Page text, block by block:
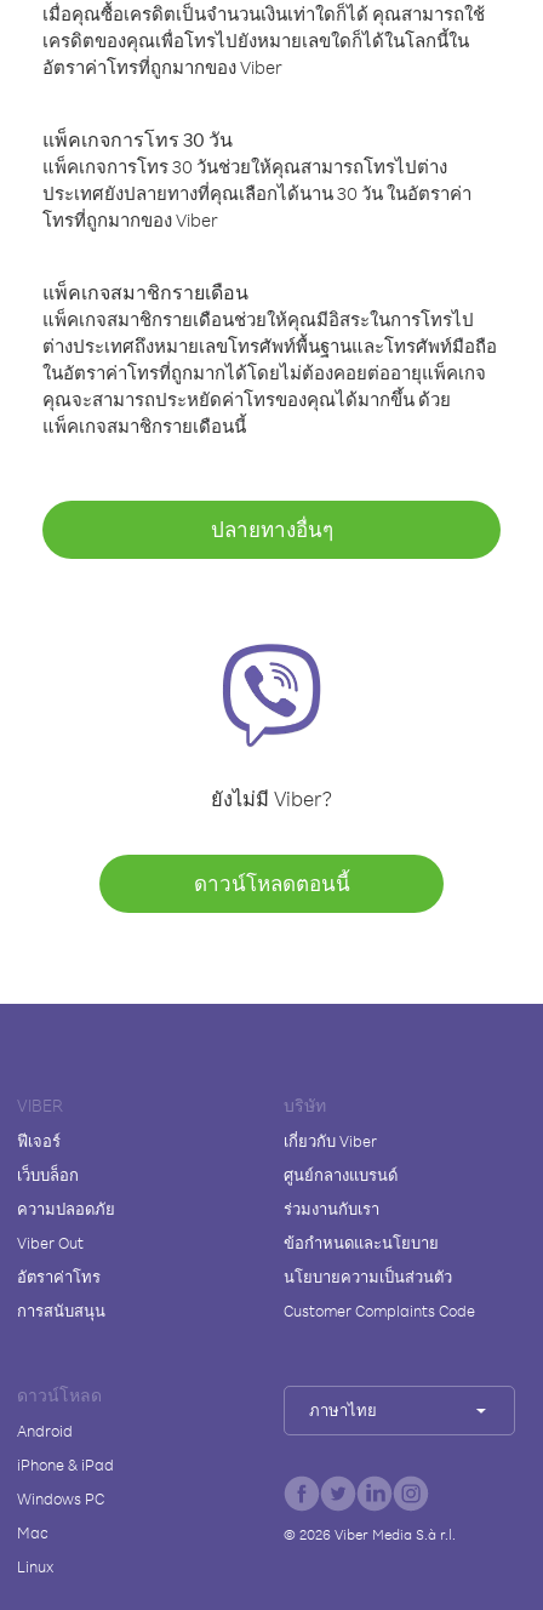
เมื่อคุณซื้อเครดิตเป็นจำนวนเงินเท่าใดก็ได้ คุณสามารถใช้
เครดิตของคุณเพื่อโทรไปยังหมายเลขใดก็ได้ในโลกนี้ใน
อัตราค่าโทรที่ถูกมากของ Viber
แพ็คเกจการโทร 30 วัน
แพ็คเกจการโทร 30 วันช่วยให้คุณสามารถโทรไปต่าง
ประเทศยังปลายทางที่คุณเลือกได้นาน 30 วัน ในอัตราค่า
โทรที่ถูกมากของ Viber
แพ็คเกจสมาชิกรายเดือน
แพ็คเกจสมาชิกรายเดือนช่วยให้คุณมีอิสระในการโทรไป
ต่างประเทศถึงหมายเลขโทรศัพท์พื้นฐานและโทรศัพท์มือถือ
ในอัตราค่าโทรที่ถูกมากได้โดยไม่ต้องคอยต่ออายุแพ็คเกจ
คุณจะสามารถประหยัดค่าโทรของคุณได้มากขึ้น ด้วย
แพ็คเกจสมาชิกรายเดือนนี้
ปลายทางอื่นๆ
ยังไม่มี Viber?
ดาวน์โหลดตอนนี้
VIBER
ฟีเจอร์
เว็บบล็อก
ความปลอดภัย
Viber Out
อัตราค่าโทร
การสนับสนุน
บริษัท
เกี่ยวกับ Viber
ศูนย์กลางแบรนด์
ร่วมงานกับเรา
ข้อกำหนดและนโยบาย
นโยบายความเป็นส่วนตัว
Customer Complaints Code
ดาวน์โหลด
Android
iPhone & iPad
Windows PC
Mac
Linux
ภาษาไทย
© 2026Viber Media S.à r.l.